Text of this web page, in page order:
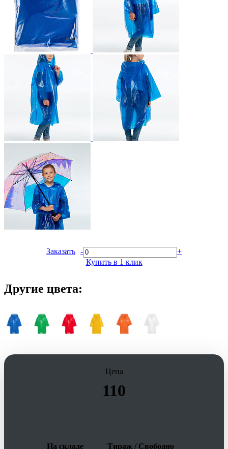
Заказать -
+
Купить в 1 клик
Другие цвета:
Цена
110
На складе Тираж / Свободно